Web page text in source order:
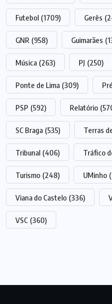
Futebol (1709) Gerês
GNR (958) Guimarães
Música (263) PJ (250)
Ponte de Lima (309)
PSP (592) Relatório
SC Braga (535) Terras
Tribunal (406) Tráfico
Turismo (248) UMinho
Viana do Castelo (336)
VSC (360)